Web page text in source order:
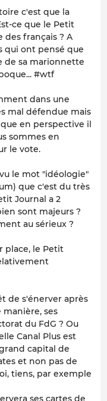
c'est que la
ce que le Petit
des français ? A
qui ont pensé que
de sa marionnette
#wtf
dans une
mal défendue mais
en perspective il
sommes en
le vote.
le mot "idéologie"
que c'est du très
Journal a 2
sont majeurs ?
au sérieux ?
place, le Petit
de s'énerver après
ses
du FdG ? Ou
Canal Plus est
capital de
et non pas de
tiens, par exemple
ses cartes de